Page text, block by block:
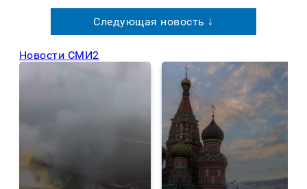
Следующая новость ↓
Новости СМИ2